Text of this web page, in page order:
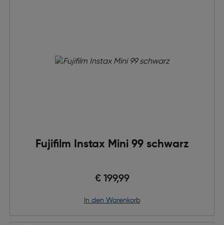
Fujifilm Instax Mini 99 schwarz
€ 199,99
in den Warenkorb